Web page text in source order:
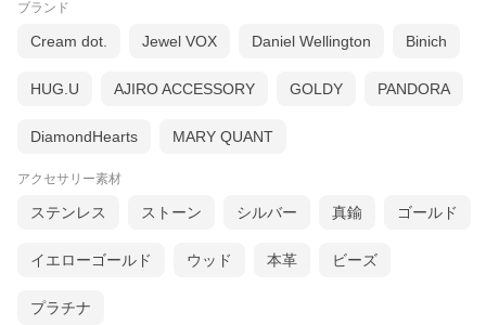
ブランド
Cream dot. Jewel VOX Daniel Wellington Binich
HUG.U AJIRO ACCESSORY GOLDY PANDORA
DiamondHearts MARY QUANT
アクセサリー素材
ステンレス ストーン シルバー 真鍮 ゴールド
イエローゴールド ウッド 本革 ビーズ
プラチナ